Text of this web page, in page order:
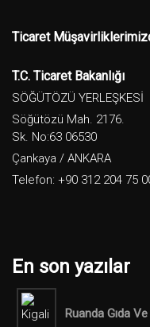
Ticaret
T.C. Ticaret Bakanlığı
SÖĞÜTÖZÜ YERLEŞKESİ
Söğütözü Mah. 2176.
Sk. No:63 06530
Çankaya / ANKARA
Telefon: +90 312 204 75
En son yazılar
Ruanda Gıda